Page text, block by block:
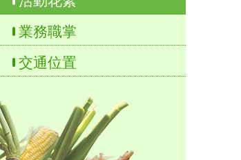
業務職掌
交通位置